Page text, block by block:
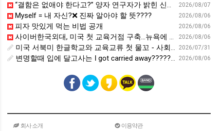
2026/08/07
“결함은 없애야 한다고?” 양자 연구자가 밝힌 신비: 없애려던 흠이 무기가 되는 방법 | 이정현 KIST 양자기술연구단 선임연구원 | 양자 컴퓨터 인생 | 세바시 2121회
2026/08/06
Myself = 내 자신?❌ 진짜 알아야 할 뜻????
2026/08/06
피자 맛있게 먹는 비법 공개
2026/08/06
사이버한국외대, 미국 첫 교육거점 구축…뉴욕에 미주글로벌센터 개소 - 재외동포신문
2026/07/31
미국 서북미 한글학교와 교육교류 첫 물꼬 - 사회적경제뉴스
2026/08/06
변명할때 입에 달고사는 I got carried away????????
회사 소개
이용약관